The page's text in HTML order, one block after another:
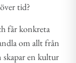
tid?
får konkreta
om allt från
en kultur